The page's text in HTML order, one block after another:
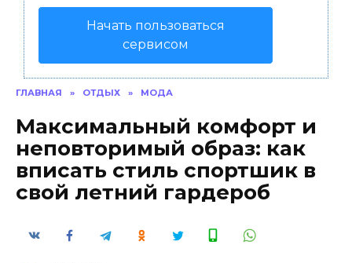
Начать пользоваться
сервисом
ГЛАВНАЯ » ОТДЫХ » МОДА
Максимальный комфорт и
неповторимый образ: как
вписать стиль спортшик в
свой летний гардероб